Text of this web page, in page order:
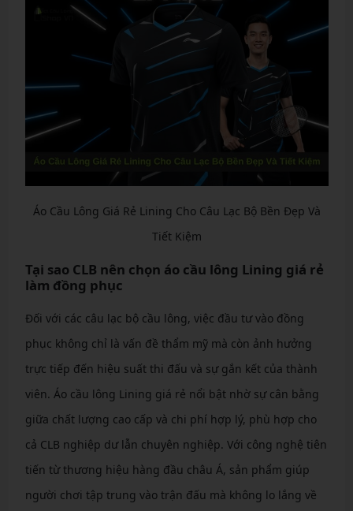
Áo Cầu Lông Giá Rẻ Lining Cho Câu Lạc Bộ Bền Đẹp Và
Tiết Kiệm
Tại sao CLB nên chọn áo cầu lông Lining giá rẻ
làm đồng phục
Đối với các câu lạc bộ cầu lông, việc đầu tư vào đồng
phục không chỉ là vấn đề thẩm mỹ mà còn ảnh hưởng
trực tiếp đến hiệu suất thi đấu và sự gắn kết của thành
viên. Áo cầu lông Lining giá rẻ nổi bật nhờ sự cân bằng
giữa chất lượng cao cấp và chi phí hợp lý, phù hợp cho
cả CLB nghiệp dư lẫn chuyên nghiệp. Với công nghệ tiên
tiến từ thương hiệu hàng đầu châu Á, sản phẩm giúp
người chơi tập trung vào trận đấu mà không lo lắng về